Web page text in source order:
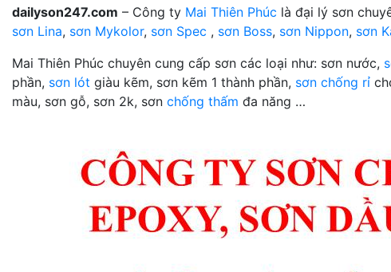
dailyson247.com – Công ty Mai Thiên Phúc là đại lý sơn
sơn Lina, sơn Mykolor, sơn Spec , sơn Boss, sơn Nippon, sơn
Mai Thiên Phúc chuyên cung cấp sơn các loại như: sơn nước,
phần, sơn lót giàu kẽm, sơn kẽm 1 thành phần, sơn chống rỉ
màu, sơn gỗ, sơn 2k, sơn chống thấm đa năng …